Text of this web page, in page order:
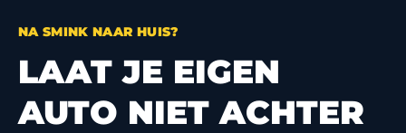
NA SMINK NAAR HUIS?
LAAT JE EIGEN
AUTO NIET ACHTER